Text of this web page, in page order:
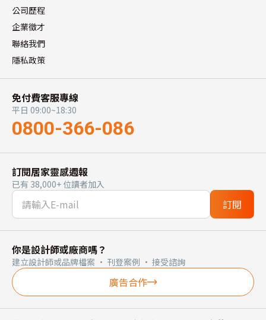
公司歷程
企業徵才
聯絡我們
隱私政策
免付費客服專線
平日 09:00~18:30
0800-366-086
訂閱居家靈感週報
已有 38,000+ 位讀者加入
訂閱
你是設計師或廠商嗎？
建立設計師或品牌檔案 · 刊登案例 · 接受諮詢
廣告合作